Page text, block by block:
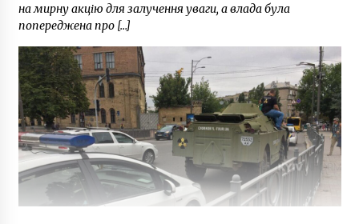
на мирну акцію для залучення уваги, а влада була
попереджена про […]